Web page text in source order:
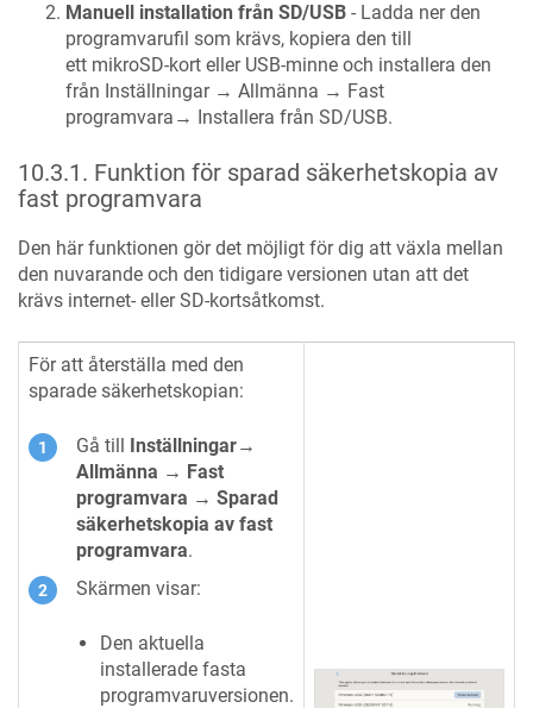
Manuell installation från SD/USB - Ladda ner den
programvarufil som krävs, kopiera den till
ett mikroSD-kort eller USB-minne och installera den
från Inställningar → Allmänna → Fast
programvara→ Installera från SD/USB.
10.3.1 . Funktion för sparad säkerhetskopia av
fast programvara
Den här funktionen gör det möjligt för dig att växla mellan
den nuvarande och den tidigare versionen utan att det
krävs internet- eller SD-kortsåtkomst.
För att återställa med den
sparade säkerhetskopian:
Gå till Inställningar→
Allmänna → Fast
programvara → Sparad
säkerhetskopia av fast
programvara.
Skärmen visar:
Den aktuella
installerade fasta
programvaruversionen.